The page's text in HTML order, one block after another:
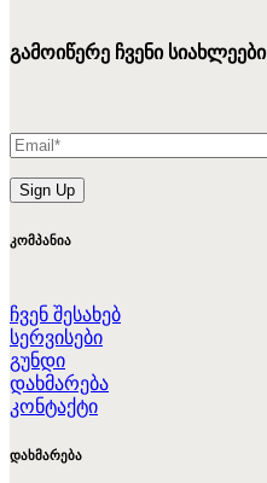
გამოიწერე ჩვენი სიახლეები
კომპანია
ჩვენ შესახებ
სერვისები
გუნდი
დახმარება
კონტაქტი
დახმარება